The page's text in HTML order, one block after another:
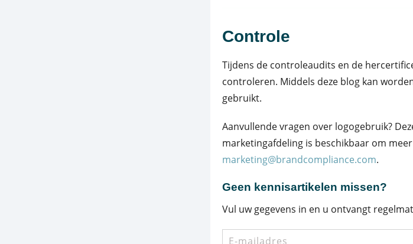
Controle
Tijdens de controleaudits en de
controleren. Middels deze blog kan
gebruikt.
Aanvullende vragen over logogebruik?
marketingafdeling is beschikbaar om
marketing@brandcompliance.com.
Geen kennisartikelen missen?
Vul uw gegevens in en u ontvangt
E-